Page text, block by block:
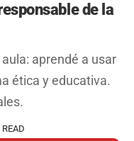
de la
aprendé a usar
ética y educativa.